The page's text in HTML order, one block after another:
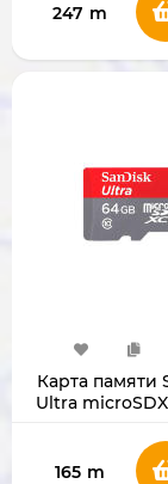
247 m
Карта памяти
Ultra
165 m